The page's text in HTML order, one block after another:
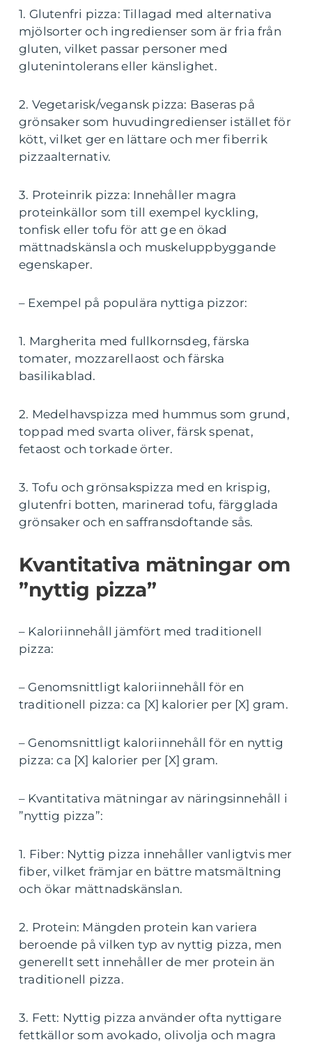
1. Glutenfri pizza: Tillagad med alternativa
mjölsorter och ingredienser som är fria från
gluten, vilket passar personer med
glutenintolerans eller känslighet.
2. Vegetarisk/vegansk pizza: Baseras på
grönsaker som huvudingredienser istället för
kött, vilket ger en lättare och mer fiberrik
pizzaalternativ.
3. Proteinrik pizza: Innehåller magra
proteinkällor som till exempel kyckling,
tonfisk eller tofu för att ge en ökad
mättnadskänsla och muskeluppbyggande
egenskaper.
– Exempel på populära nyttiga pizzor:
1. Margherita med fullkornsdeg, färska
tomater, mozzarellaost och färska
basilikablad.
2. Medelhavspizza med hummus som grund,
toppad med svarta oliver, färsk spenat,
fetaost och torkade örter.
3. Tofu och grönsakspizza med en krispig,
glutenfri botten, marinerad tofu, färgglada
grönsaker och en saffransdoftande sås.
Kvantitativa mätningar om
”nyttig pizza”
– Kaloriinnehåll jämfört med traditionell
pizza:
– Genomsnittligt kaloriinnehåll för en
traditionell pizza: ca [X] kalorier per [X] gram.
– Genomsnittligt kaloriinnehåll för en nyttig
pizza: ca [X] kalorier per [X] gram.
– Kvantitativa mätningar av näringsinnehåll i
”nyttig pizza”:
1. Fiber: Nyttig pizza innehåller vanligtvis mer
fiber, vilket främjar en bättre matsmältning
och ökar mättnadskänslan.
2. Protein: Mängden protein kan variera
beroende på vilken typ av nyttig pizza, men
generellt sett innehåller de mer protein än
traditionell pizza.
3. Fett: Nyttig pizza använder ofta nyttigare
fettkällor som avokado, olivolja och magra